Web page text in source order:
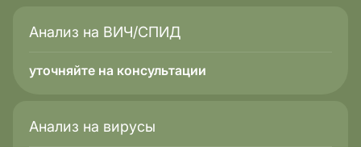
Анализ на ВИЧ/СПИД
уточняйте на консультации
Анализ на вирусы